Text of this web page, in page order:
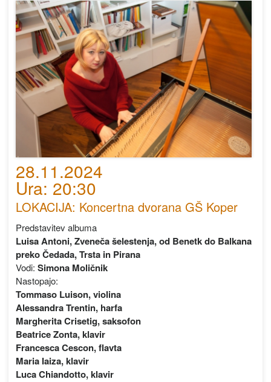
28.11.2024
Ura: 20:30
LOKACIJA: Koncertna dvorana GŠ Koper
Predstavitev albuma
Luisa Antoni, Zveneča šelestenja, od Benetk do Balkana
preko Čedada, Trsta in Pirana
Vodi: Simona Moličnik
Nastopajo:
Tommaso Luison, violina
Alessandra Trentin, harfa
Margherita Crisetig, saksofon
Beatrice Zonta, klavir
Francesca Cescon, flavta
Maria Iaiza, klavir
Luca Chiandotto, klavir